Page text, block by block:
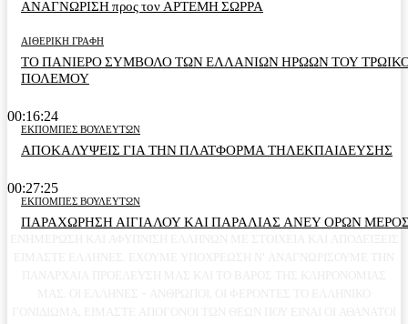
ΑΝΑΓΝΩΡΙΣΗ προς τον ΑΡΤΕΜΗ ΣΩΡΡΑ
ΑΙΘΕΡΙΚΗ ΓΡΑΦΗ
ΤΟ ΠΑΝΙΕΡΟ ΣΥΜΒΟΛΟ ΤΩΝ ΕΛΛΑΝΙΩΝ ΗΡΩΩΝ ΤΟΥ
ΠΟΛΕΜΟΥ
00:16:24
ΕΚΠΟΜΠΕΣ ΒΟΥΛΕΥΤΩΝ
ΑΠΟΚΑΛΥΨΕΙΣ ΓΙΑ ΤΗΝ ΠΛΑΤΦΟΡΜΑ ΤΗΛΕΚΠΑΙΔΕΥΣΗΣ
00:27:25
ΕΚΠΟΜΠΕΣ ΒΟΥΛΕΥΤΩΝ
ΠΑΡΑΧΩΡΗΣΗ ΑΙΓΙΑΛΟΥ ΚΑΙ ΠΑΡΑΛΙΑΣ ΑΝΕΥ ΟΡΩΝ ΜΕΡΟΣ